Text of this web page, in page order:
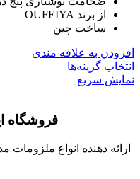
از برند OUFEIYA
ساخت چین
افزودن به علاقه مندی
انتخاب گزینه‌ها
نمایش سریع
فروشگاه
ارائه دهنده انواع ملزومات